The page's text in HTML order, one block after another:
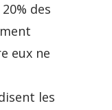
des
eux ne
les